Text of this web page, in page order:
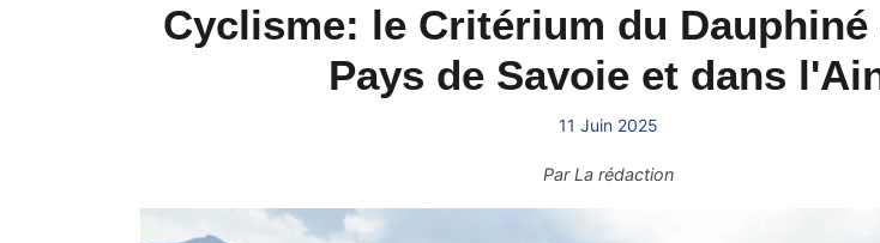
Cyclisme: le Critérium du Dauphiné
Pays de Savoie et dans
11 Juin 2025
ParLa rédaction